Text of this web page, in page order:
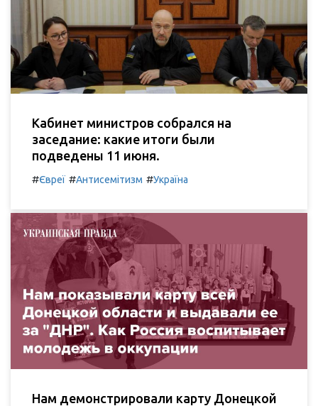
Кабинет министров собрался на
заседание: какие итоги были
подведены 11 июня.
#Євреї #Антисемітизм #Україна
Нам демонстрировали карту Донецкой